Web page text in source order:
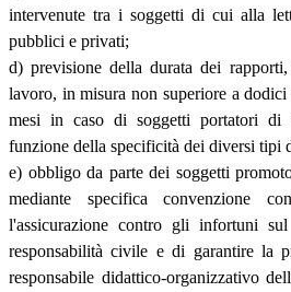
intervenute tra i soggetti di cui alla
pubblici e privati;
d) previsione della durata dei
lavoro, in misura non superiore a
mesi in caso di soggetti portatori di
funzione della specificità dei diversi tipi
e) obbligo da parte dei soggetti
mediante specifica convenzione
l'assicurazione contro gli infortuni
responsabilità civile e di garantire la
responsabile didattico-organizzativo